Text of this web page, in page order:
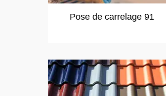
Pose de carrelage 91